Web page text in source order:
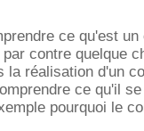
ce qu'est
contre quelque
la réalisation d'un
ce qu'il
pourquoi le